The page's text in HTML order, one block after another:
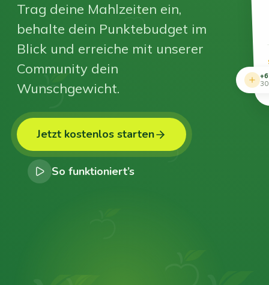
Trag deine Mahlzeiten ein,
behalte dein Punktebudget im
Blick und erreiche mit unserer
Community dein
Wunschgewicht.
Jetzt kostenlos starten
So funktioniert’s